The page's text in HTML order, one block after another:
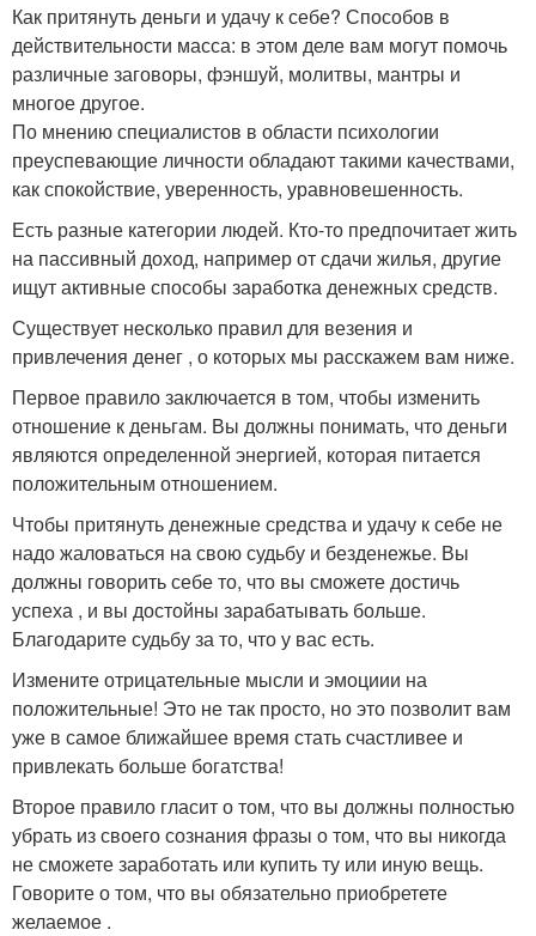
Как притянуть деньги и удачу к себе? Способов в
действительности масса: в этом деле вам могут помочь
различные заговоры, фэншуй, молитвы, мантры и
многое другое.
По мнению специалистов в области психологии
преуспевающие личности обладают такими качествами,
как спокойствие, уверенность, уравновешенность.
Есть разные категории людей. Кто-то предпочитает жить
на пассивный доход, например от сдачи жилья, другие
ищут активные способы заработка денежных средств.
Существует несколько правил для везения и
привлечения денег , о которых мы расскажем вам ниже.
Первое правило заключается в том, чтобы изменить
отношение к деньгам. Вы должны понимать, что деньги
являются определенной энергией, которая питается
положительным отношением.
Чтобы притянуть денежные средства и удачу к себе не
надо жаловаться на свою судьбу и безденежье. Вы
должны говорить себе то, что вы сможете достичь
успеха , и вы достойны зарабатывать больше.
Благодарите судьбу за то, что у вас есть.
Измените отрицательные мысли и эмоциии на
положительные! Это не так просто, но это позволит вам
уже в самое ближайшее время стать счастливее и
привлекать больше богатства!
Второе правило гласит о том, что вы должны полностью
убрать из своего сознания фразы о том, что вы никогда
не сможете заработать или купить ту или иную вещь.
Говорите о том, что вы обязательно приобретете
желаемое .